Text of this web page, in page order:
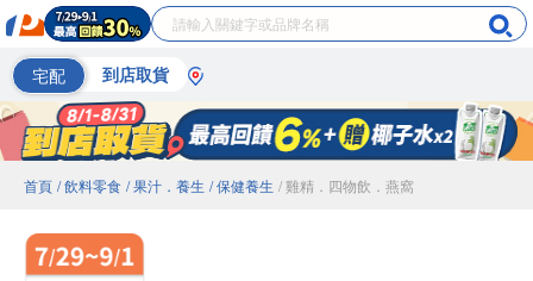
宅配 到店取貨
首頁 / 飲料零食 / 果汁．養生 / 保健養生 / 雞精．四物飲．燕窩